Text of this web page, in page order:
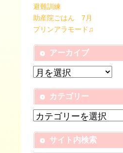
避難訓練
助産院ごはん 7月
プリンアラモード♫
アーカイブ
カテゴリー
サイト内検索